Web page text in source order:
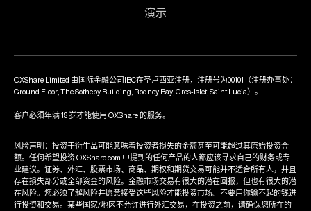
演示
OXShare Limited 由国际金融公司IBC在圣卢西亚注册，注册号为00101（注册办事处：
Ground Floor, The Sotheby Building, Rodney Bay, Gros-Islet, Saint Lucia）。
客户必须年满 18 岁才能使用 OXShare 的服务。
风险声明：投资于衍生品可能意味着投资者损失的金额甚至可能超过其原始投资金
额。任何希望投资 OXShare.com 中提到的任何产品的人都应该寻求自己的财务或专
业建议。证券、外汇、股票市场、商品、期权和期货交易可能并不适合所有人，并且
存在损失部分或全部资金的风险。金融市场交易有很大的潜在回报，但也有很大的潜
在风险。您必须了解风险并愿意接受这些风险才能投资市场。不要用你输不起的钱进
行投资和交易。某些国家/地区不允许进行外汇交易，在投资之前，请确保您所在的